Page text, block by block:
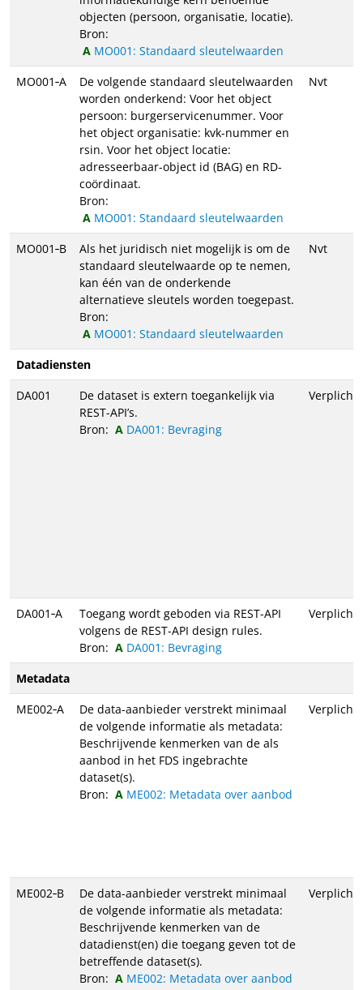
objecten (persoon, organisatie, locatie).
Bron:
MO001: Standaard sleutelwaarden
MO001‑A
De volgende standaard sleutelwaarden
worden onderkend: Voor het object
persoon: burgerservicenummer. Voor
het object organisatie: kvk-nummer en
rsin. Voor het object locatie:
adresseerbaar-object id (BAG) en RD-
coördinaat.
Bron:
MO001: Standaard sleutelwaarden
Nvt
MO001‑B
Als het juridisch niet mogelijk is om de
standaard sleutelwaarde op te nemen,
kan één van de onderkende
alternatieve sleutels worden toegepast.
Bron:
MO001: Standaard sleutelwaarden
Nvt
Datadiensten
DA001
De dataset is extern toegankelijk via
REST-API’s.
Bron:
DA001: Bevraging
Verplicht
DA001‑A
Toegang wordt geboden via REST-API
volgens de REST-API design rules.
Bron:
DA001: Bevraging
Verplicht
Metadata
ME002‑A
De data-aanbieder verstrekt minimaal
de volgende informatie als metadata:
Beschrijvende kenmerken van de als
aanbod in het FDS ingebrachte
dataset(s).
Bron:
ME002: Metadata over aanbod
Verplicht
ME002‑B
De data-aanbieder verstrekt minimaal
de volgende informatie als metadata:
Beschrijvende kenmerken van de
datadienst(en) die toegang geven tot de
betreffende dataset(s).
Bron:
ME002: Metadata over aanbod
Verplicht